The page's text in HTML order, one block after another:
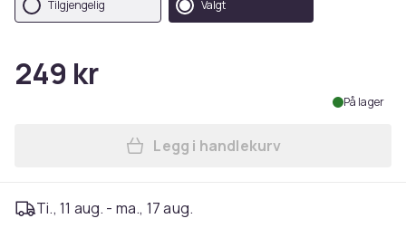
Tilgjengelig
Valgt
249 kr
På lager
Legg Regnjakke med
Legg i handlekurv
Ti., 11 aug. - ma., 17 aug.